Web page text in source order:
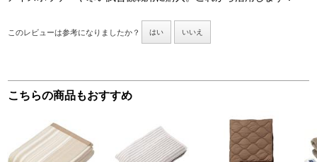
このレビューは参考になりましたか？ はい いいえ
こちらの商品もおすすめ